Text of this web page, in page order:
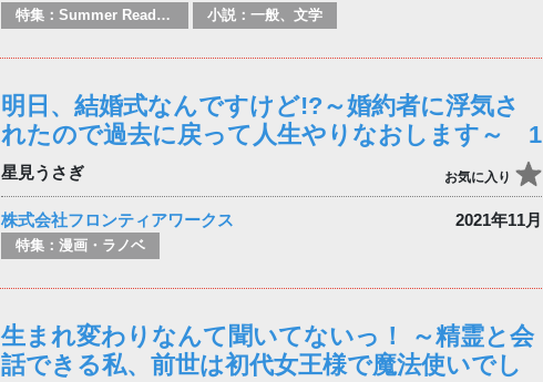
特集：Summer Reading 小説：一般、文学
明日、結婚式なんですけど!?～婚約者に浮気さ
れたので過去に戻って人生やりなおします～ 1
星見うさぎ お気に入り
株式会社フロンティアワークス 2021年11月
特集：漫画・ラノベ
生まれ変わりなんて聞いてないっ！ ～精霊と会
話できる私、前世は初代女王様で魔法使いでし